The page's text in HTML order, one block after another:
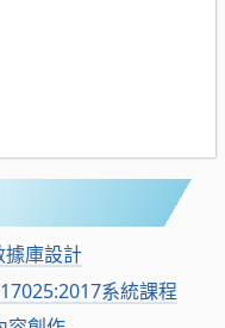
據庫設計
系統課程